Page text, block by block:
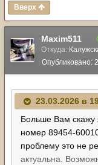
Вверх
Maxim511
Откуда:
Опубликовано:
23.03.2026 в
Больше Вам скажу
номер 89454-
проблему это не
актуальна.